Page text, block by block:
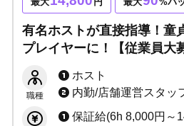
有名ホストが直接指導！童
プレイヤーに！【従業員大
実！人生変えるなら当店で
職種
ホスト
内勤/店舗運営スタッ
保証給(6h 8,000円～14,800円)＋歩合給 ※バック率60～90%!! +功労金+ボーナ